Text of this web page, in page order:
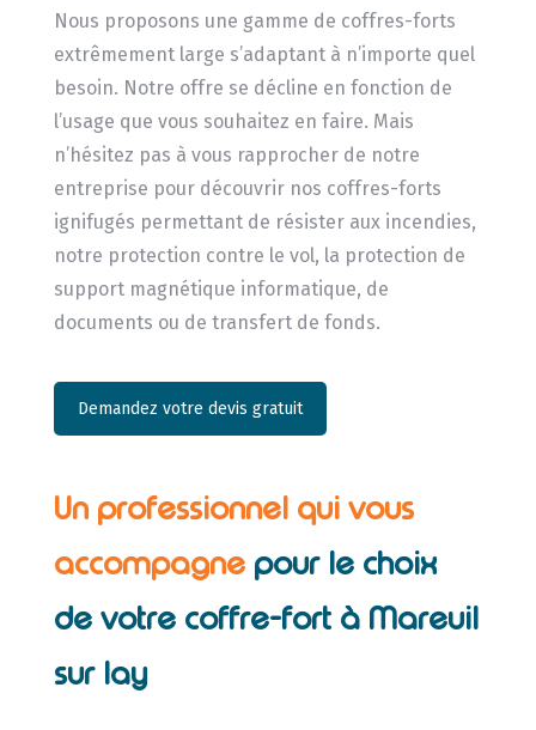
Nous proposons une gamme de coffres-forts
extrêmement large s’adaptant à n’importe quel
besoin. Notre offre se décline en fonction de
l’usage que vous souhaitez en faire. Mais
n’hésitez pas à vous rapprocher de notre
entreprise pour découvrir nos coffres-forts
ignifugés permettant de résister aux incendies,
notre protection contre le vol, la protection de
support magnétique informatique, de
documents ou de transfert de fonds.
Demandez votre devis gratuit
Un professionnel qui vous
accompagne pour le choix
de votre coffre-fort à Mareuil
sur lay